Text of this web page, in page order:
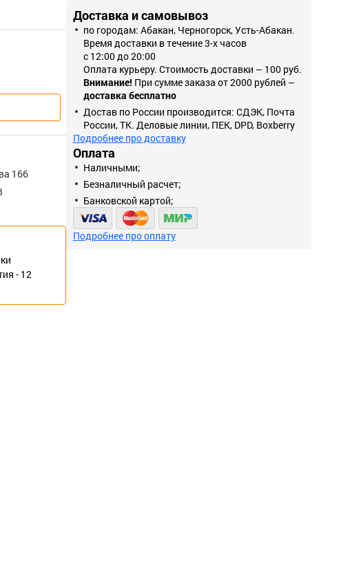
166
- 12
Доставка и самовывоз
по городам: Абакан, Черногорск, Усть-Абакан.
Время доставки в течение 3-х часов
с 12:00 до 20:00
Оплата курьеру. Стоимость доставки – 100 руб.
Внимание! При сумме заказа от 2000 рублей –
доставка бесплатно
Достав по России производится: СДЭК, Почта
России, ТК. Деловые линии, ПЕК, DPD, Boxberry
Подробнее про доставку
Оплата
Наличными;
Безналичный расчет;
Банковской картой;
Подробнее про оплату